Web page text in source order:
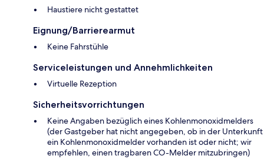
Haustiere nicht gestattet
Eignung/Barrierearmut
Keine Fahrstühle
Serviceleistungen und Annehmlichkeiten
Virtuelle Rezeption
Sicherheitsvorrichtungen
Keine Angaben bezüglich eines Kohlenmonoxidmelders
(der Gastgeber hat nicht angegeben, ob in der Unterkunft
ein Kohlenmonoxidmelder vorhanden ist oder nicht; wir
empfehlen, einen tragbaren CO-Melder mitzubringen)